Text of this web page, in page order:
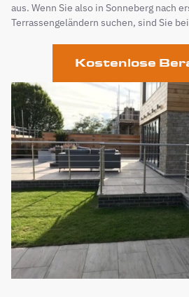
aus. Wenn Sie also in Sonneberg nach
Terrassengeländern suchen, sind Sie
Kostenlose